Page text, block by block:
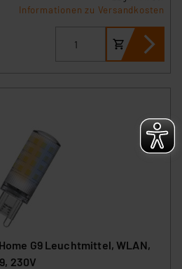
Informationen zu Versandkosten
Home G9 Leuchtmittel, WLAN,
230V